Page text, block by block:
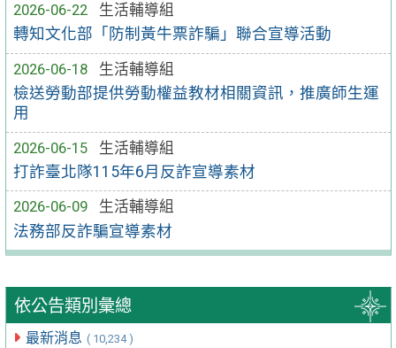
2026-06-22
生活輔導組
轉知文化部「防制黃牛票詐騙」聯合宣導活動
2026-06-18
生活輔導組
檢送勞動部提供勞動權益教材相關資訊，推廣師生運
用
2026-06-15
生活輔導組
打詐臺北隊115年6月反詐宣導素材
2026-06-09
生活輔導組
法務部反詐騙宣導素材
依公告類別彙總
最新消息 ( 10,234 )